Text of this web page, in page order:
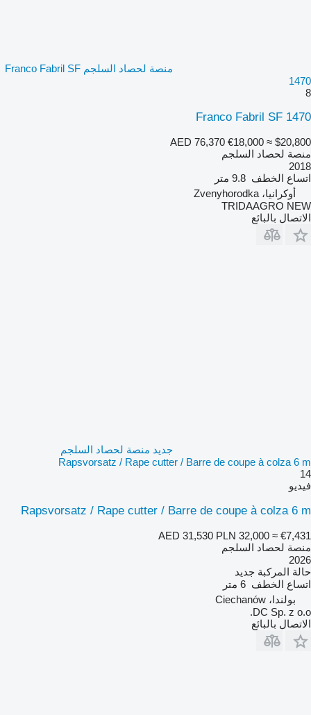
منصة لحصاد السلجم Franco Fabril SF
1470
8
Franco Fabril SF 1470
AED 76,370 €18,000 ≈ $20,800
منصة لحصاد السلجم
2018
اتساع الخطف 9.8 متر
أوكرانيا، Zvenyhorodka
TRIDAAGRO NEW
الاتصال بالبائع
جديد منصة لحصاد السلجم
Rapsvorsatz / Rape cutter / Barre de coupe à colza 6 m
14
فيديو
Rapsvorsatz / Rape cutter / Barre de coupe à colza 6 m
AED 31,530 PLN 32,000 ≈ €7,431
منصة لحصاد السلجم
2026
حالة المركبة جديد
اتساع الخطف 6 متر
بولندا، Ciechanów
DC Sp. z o.o.
الاتصال بالبائع